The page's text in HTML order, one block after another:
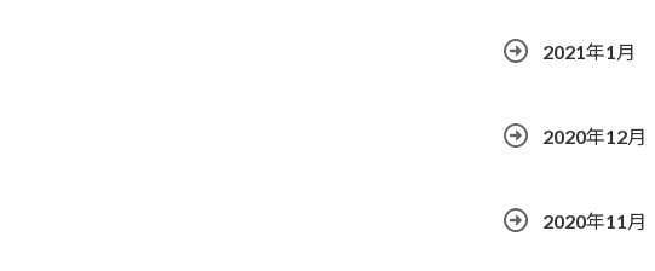
2021年1月
2020年12月
2020年11月